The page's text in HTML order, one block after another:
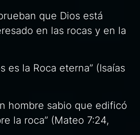
que Dios está
en las rocas y en la
es la Roca eterna” (Isaías
hombre sabio que edificó
la roca” (Mateo 7:24,